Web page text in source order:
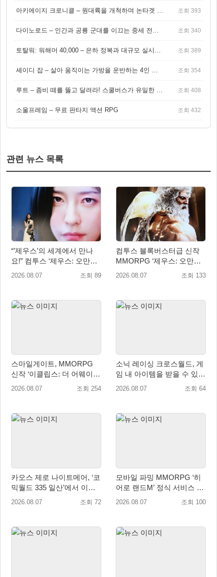
아키에이지 크로니클 – 원대륙을 개척하며 논타겟 전투를 즐기는 오픈월드 MMORPG 조회 393
다이노로드 – 인간과 공룡 군대를 이끄는 중세 전략 액션 RPG 조회 340
토탈워: 워해머 40,000 – 은하 정복과 대규모 실시간 전투가 결합된 전략 게임! 조회 389
셰이디 잡 – 살아 움직이는 가방을 운반하는 4인 협동 물리 어드벤처 게임 조회 354
루트 – 좀비 떼를 뚫고 달려라! 스쿨버스가 유일한 집이 되는 4인 협동 생존 게임 조회 408
소울프레임 – 무료 판타지 액션 RPG 조회 432
관련 뉴스 목록
“’제우스’의 세계에서 만나
요!” 컴투스 ‘제우스: 오만의
신’ 쇼케이스 찾은 배우 박지
2026.08.07 조회 89
컴투스 블록버스터급 신작
MMORPG ‘제우스: 오만의
신’, 8월 26일 출시!
2026.08.07 조회 133
스마일게이트, MMORPG
신작 ‘이클립스: 더 어웨이크
닝’ 9월 10일 론칭!
2026.08.07 조회 254
소닉 레이싱 크로스월드, 게
임 내 아이템을 받을 수 있는
‘레전드 대회 라운드 7’ 개최!
2026.08.07 조회 64
카오스 제로 나이트메어, ‘코
믹월드 335 일산’에서 이용
자 소통 예고
2026.08.07 조회 72
모바일 파밍 MMORPG ‘히
어로 랜드M’ 정식 서비스 돌
입
2026.08.07 조회 100